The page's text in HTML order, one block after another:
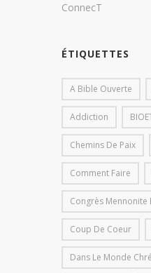
ConnecT
ÉTIQUETTES
A Bible Ouverte
Addiction
Chemins De Paix
Comment Faire
Congrès Mennonite
Coup De Coeur
Dans Le Monde